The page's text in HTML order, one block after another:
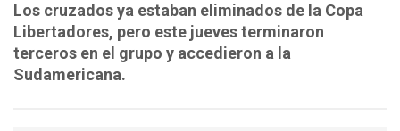
Los cruzados ya estaban eliminados de la Copa
Libertadores, pero este jueves terminaron
terceros en el grupo y accedieron a la
Sudamericana.